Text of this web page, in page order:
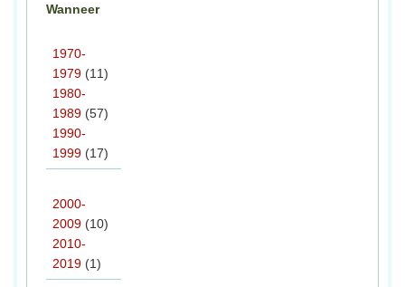
Wanneer
1970-
1979 (11)
1980-
1989 (57)
1990-
1999 (17)
2000-
2009 (10)
2010-
2019 (1)